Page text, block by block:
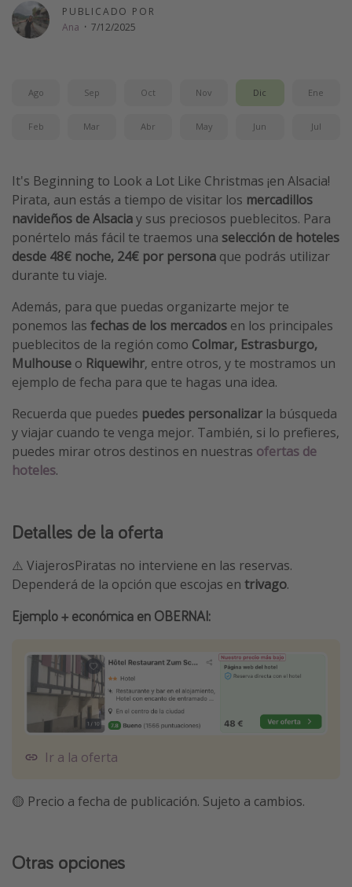
PUBLICADO POR
Ana · 7/12/2025
Ago Sep Oct Nov Dic Ene
Feb Mar Abr May Jun Jul
It's Beginning to Look a Lot Like Christmas ¡en Alsacia!
Pirata, aun estás a tiempo de visitar los mercadillos
navideños de Alsaciay sus preciosos pueblecitos. Para
ponértelo más fácil te traemos una selección de hoteles
desde 48€ noche, 24€ por persona que podrás utilizar
durante tu viaje.
Además, para que puedas organizarte mejor te
ponemos las fechas de los mercados en los principales
pueblecitos de la región como Colmar, Estrasburgo,
Mulhouse o Riquewihr, entre otros, y te mostramos un
ejemplo de fecha para que te hagas una idea.
Recuerda que puedes puedes personalizar la búsqueda
y viajar cuando te venga mejor. También, si lo prefieres,
puedes mirar otros destinos en nuestras ofertas de
hoteles.
Detalles de la oferta
⚠️ ViajerosPiratas no interviene en las reservas.
Dependerá de la opción que escojas en trivago.
Ejemplo + económica en OBERNAI:
Ir a la oferta
🟡 Precio a fecha de publicación. Sujeto a cambios.
Otras opciones